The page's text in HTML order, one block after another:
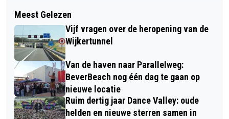
COLUMN BLIK VAN CO: DE RABO-
SPRAAKCOMPUTER
NIGHT OF DARKNESS BIJ CHATEAU
MARQUETTE
Meest Gelezen
Vijf vragen over de heropening van de
Wijkertunnel
Van de haven naar Parallelweg:
BeverBeach nog één dag te gaan op
nieuwe locatie
Ruim dertig jaar Dance Valley: oude
helden en nieuwe sterren samen in